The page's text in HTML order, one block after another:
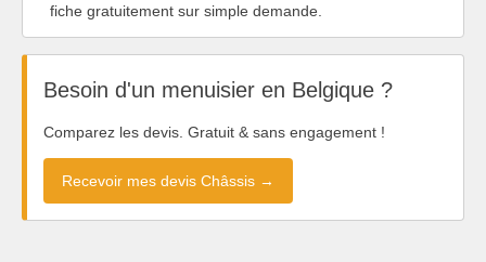
fiche gratuitement sur simple demande.
Besoin d'un menuisier en Belgique ?
Comparez les devis. Gratuit & sans engagement !
Recevoir mes devis Châssis →